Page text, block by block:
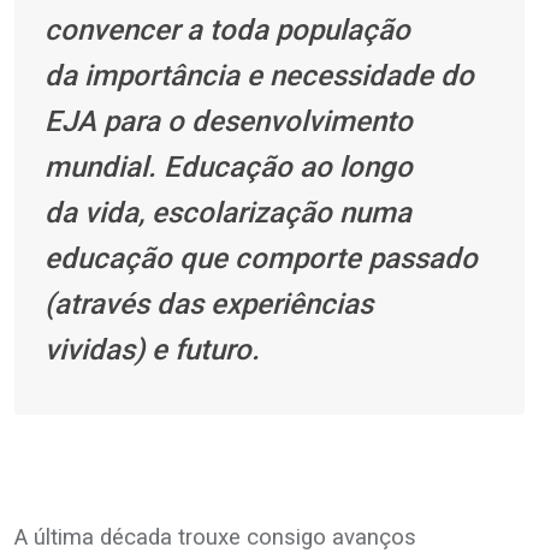
convencer a toda população
da importância e necessidade do
EJA para o desenvolvimento
mundial. Educação ao longo
da vida, escolarização numa
educação que comporte passado
(através das experiências
vividas) e futuro.
A última década trouxe consigo avanços